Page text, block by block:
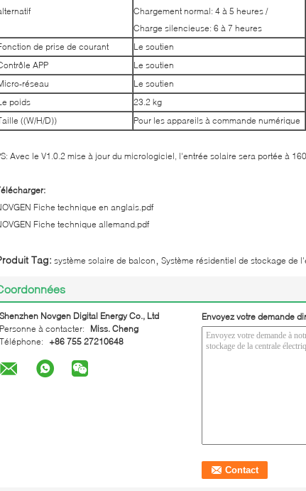
Chargement normal: 4 à 5 heures /
Charge silencieuse: 6 à 7 heures
de prise de courant
Le soutien
APP
Le soutien
réseau
Le soutien
poids
23.2 kg
((W/H/D))
Pour les appareils à commande numérique
Avec le V1.0.2 mise à jour du micrologiciel, l'entrée solaire sera portée à
Fiche technique en anglais.pdf
Fiche technique allemand.pdf
Tag: système solaire de balcon Système résidentiel de stockage de
Shenzhen Novgen Digital Energy Co., Ltd
Personne à contacter:
Miss. Cheng
Téléphone:
+86 755 27210648
Envoyez votre demande